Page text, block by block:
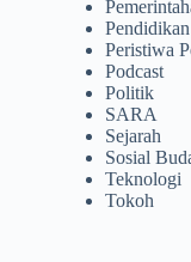
Pendidikan
Peristiwa
Podcast
Politik
SARA
Sejarah
Sosial
Teknologi
Tokoh